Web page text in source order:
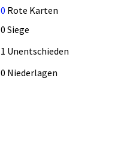
0 Rote Karten
0 Siege
1 Unentschieden
0 Niederlagen